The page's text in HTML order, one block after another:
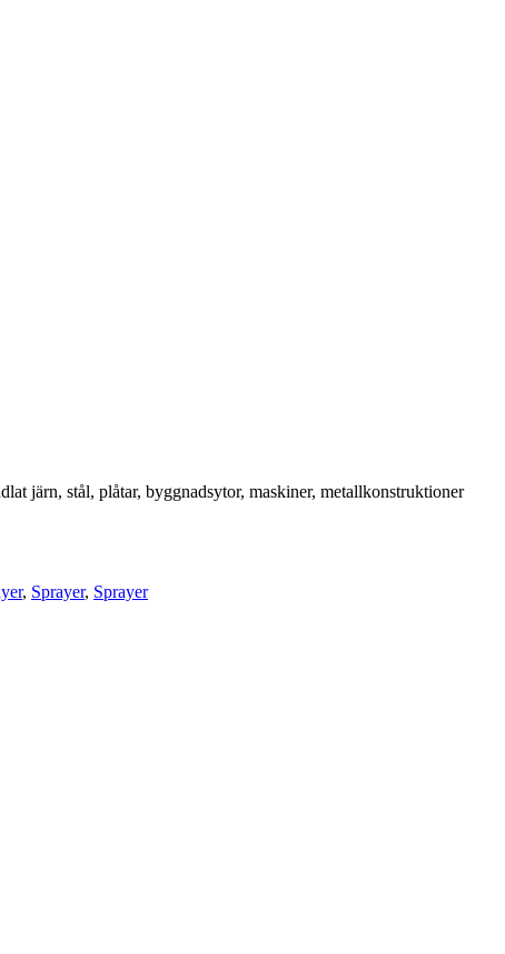
järn, stål, plåtar, byggnadsytor, maskiner, metallkonstruktioner
, Sprayer, Sprayer